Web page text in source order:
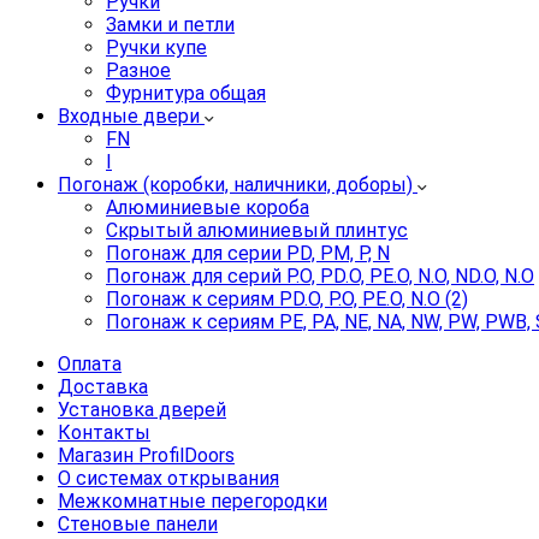
Замки и петли
Ручки купе
Разное
Фурнитура общая
Входные двери
FN
I
Погонаж (коробки, наличники, доборы)
Алюминиевые короба
Скрытый алюминиевый плинтус
Погонаж для серии PD, PM, P, N
Погонаж для серий P.O, PD.O, PE.O, N.O, ND.O, N.O
Погонаж к сериям PD.O, P.O, PE.O, N.O (2)
Погонаж к сериям PE, PA, NE, NA, NW, PW, PWB,
Оплата
Доставка
Установка дверей
Контакты
Магазин ProfilDoors
О системах открывания
Межкомнатные перегородки
Стеновые панели